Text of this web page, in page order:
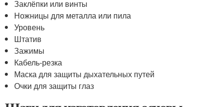
Заклёпки или винты
Ножницы для металла или пила
Уровень
Штатив
Зажимы
Кабель-резка
Маска для защиты дыхательных путей
Очки для защиты глаз